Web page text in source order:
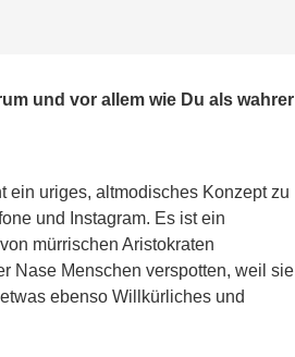
und vor allem wie Du als wahrer
ein uriges, altmodisches Konzept zu
und Instagram. Es ist ein
mürrischen Aristokraten
Nase Menschen verspotten, weil sie
ebenso Willkürliches und